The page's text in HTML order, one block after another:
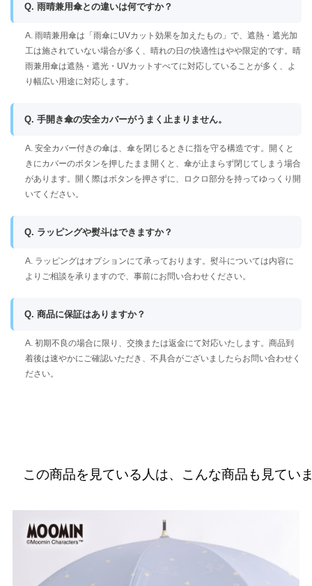
Q. 雨晴兼用傘との違いは何ですか？
A. 雨晴兼用傘は「雨傘にUVカット効果を加えたもの」で、遮熱・遮光加
工は施されていない場合が多く、晴れの日の快適性はやや限定的です。晴
雨兼用傘は遮熱・遮光・UVカットすべてに対応していることが多く、よ
り幅広い用途に対応します。
Q. 手開き傘の安全カバーがうまく止まりません。
A. 安全カバー付きの傘は、傘を閉じるときに指を守る構造です。開くと
きにカバーのボタンを押したまま開くと、傘が止まらず閉じてしまう場合
があります。開く際はボタンを押さずに、ロクロ部分を持ってゆっくり開
いてください。
Q. ラッピングや熨斗はできますか？
A. ラッピングはオプションにて承っております。熨斗については内容に
よりご相談を承りますので、事前にお問い合わせください。
Q. 商品に保証はありますか？
A. 初期不良の場合に限り、交換または返金にて対応いたします。商品到
着後は速やかにご確認いただき、不具合がございましたらお問い合わせく
ださい。
この商品を見ている人は、こんな商品も見てい